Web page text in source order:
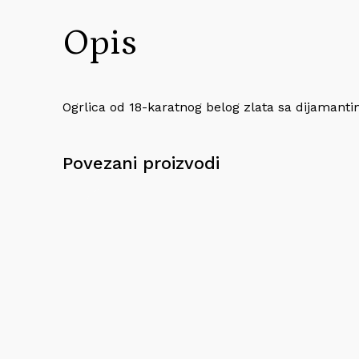
Opis
Ogrlica od 18-karatnog belog zlata sa
Povezani proizvodi